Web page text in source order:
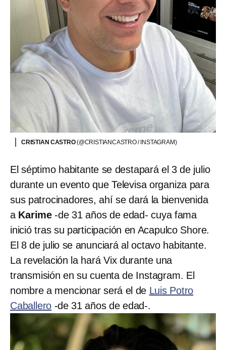
CRISTIAN CASTRO(@CRISTIANCASTRO / INSTAGRAM)
El séptimo habitante se destapará el 3 de julio
durante un evento que Televisa organiza para
sus patrocinadores, ahí se dará la bienvenida
a Karime -de 31 años de edad- cuya fama
inició tras su participación en Acapulco Shore.
El 8 de julio se anunciará al octavo habitante.
La revelación la hará Vix durante una
transmisión en su cuenta de Instagram. El
nombre a mencionar será el de Luis Potro
Caballero -de 31 años de edad-.